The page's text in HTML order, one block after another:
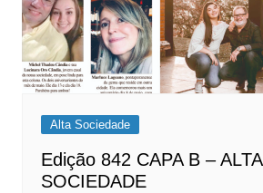
Alta Sociedade
Edição 842 CAPA B – ALTA
SOCIEDADE